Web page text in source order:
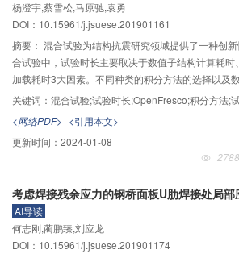
杨澄宇,蔡雪松,马原驰,袁勇
DOI：10.15961/j.jsuese.201901161
摘要： 混合试验为结构抗震研究领域提供了一种创
合试验中，试验时长主要取决于数值子结构计算耗
加载耗时3大因素。不同种类的积分方法的选择以及
试验耗时不同，甚至影响混合试验的加载精度。
一种实现混合试验的平台，但基于OpenFresco平台
研究尚不充分。以单层单跨框架模型为分析对象，
根据时长试验结果系统研究影响混合试验时长的因素
知，积分方法、模型复杂程度、加载步长是影响混
试验精度的关系。结果表明：基于OpenFresco平台
分方法或者固定迭代次数Newmark方法，数值模型应
精度。
关键词： 混合试验;试验时长;OpenFresco;积分方法;
<网络PDF> <引用本文>
更新时间： 2024-01-08
2788
考虑焊接残余应力的钢桥面板U肋焊接处局部
AI导读
何志刚,蔺鹏臻,刘应龙
DOI：10.15961/j.jsuese.201901174